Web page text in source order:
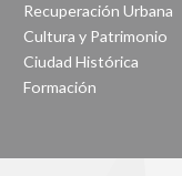
Recuperación Urbana
Cultura y Patrimonio
Ciudad Histórica
Formación